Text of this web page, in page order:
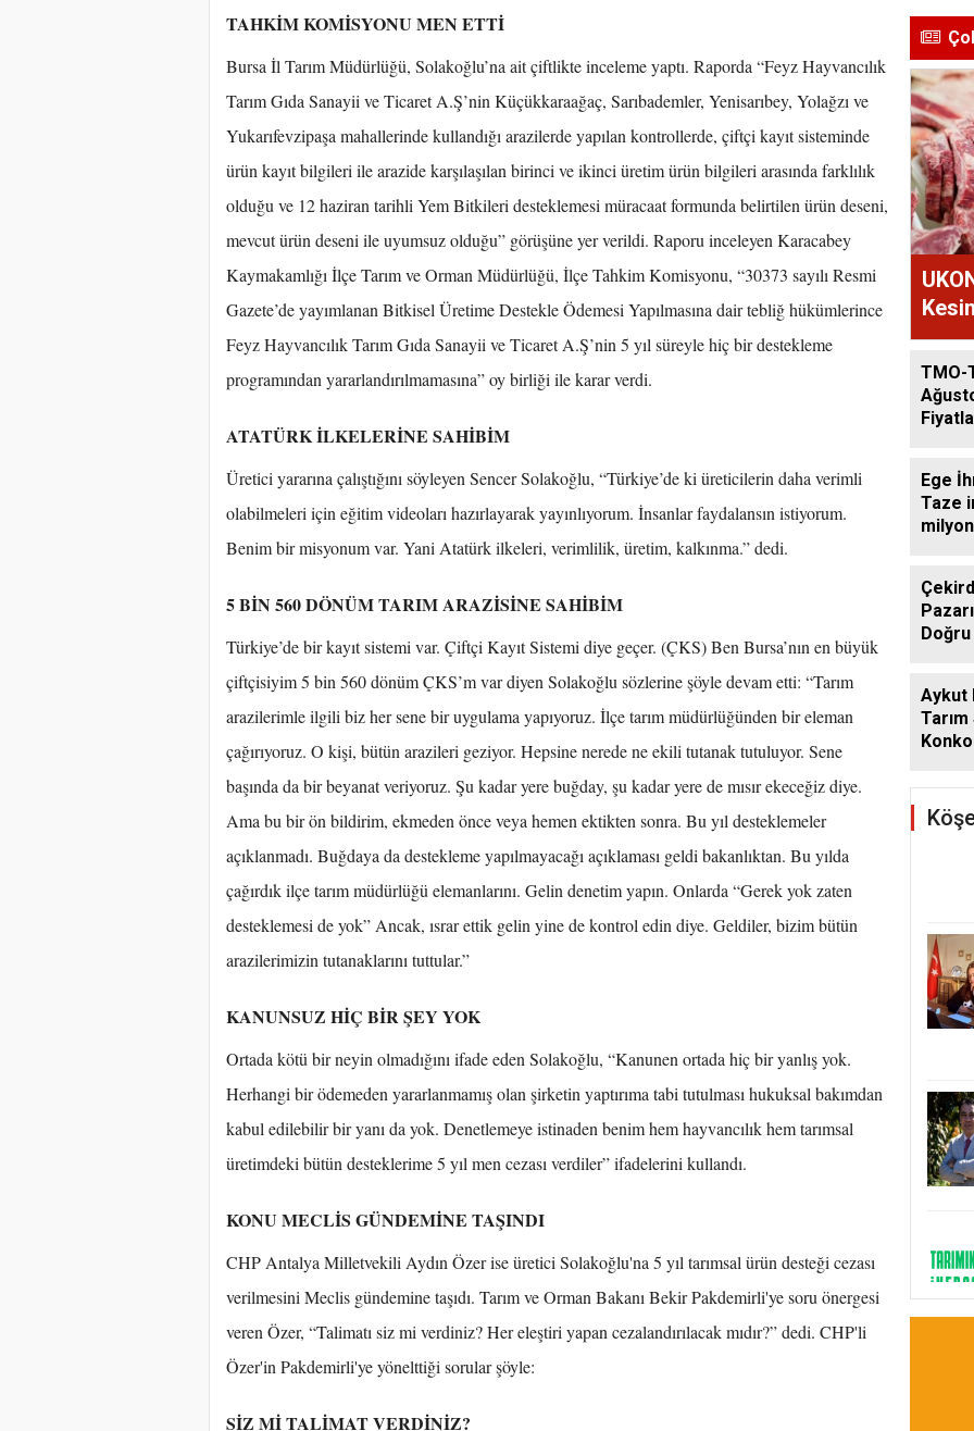
TAHKİM KOMİSYONU MEN ETTİ
Bursa İl Tarım Müdürlüğü, Solakoğlu’na ait çiftlikte inceleme yaptı. Raporda “Feyz Hayvancılık
Tarım Gıda Sanayii ve Ticaret A.Ş’nin Küçükkaraağaç, Sarıbademler, Yenisarıbey, Yolağzı ve
Yukarıfevzipaşa mahallerinde kullandığı arazilerde yapılan kontrollerde, çiftçi kayıt sisteminde
ürün kayıt bilgileri ile arazide karşılaşılan birinci ve ikinci üretim ürün bilgileri arasında farklılık
olduğu ve 12 haziran tarihli Yem Bitkileri desteklemesi müracaat formunda belirtilen ürün deseni,
mevcut ürün deseni ile uyumsuz olduğu” görüşüne yer verildi. Raporu inceleyen Karacabey
Kaymakamlığı İlçe Tarım ve Orman Müdürlüğü, İlçe Tahkim Komisyonu, “30373 sayılı Resmi
Gazete’de yayımlanan Bitkisel Üretime Destekle Ödemesi Yapılmasına dair tebliğ hükümlerince
Feyz Hayvancılık Tarım Gıda Sanayii ve Ticaret A.Ş’nin 5 yıl süreyle hiç bir destekleme
programından yararlandırılmamasına” oy birliği ile karar verdi.
ATATÜRK İLKELERİNE SAHİBİM
Üretici yararına çalıştığını söyleyen Sencer Solakoğlu, “Türkiye’de ki üreticilerin daha verimli
olabilmeleri için eğitim videoları hazırlayarak yayınlıyorum. İnsanlar faydalansın istiyorum.
Benim bir misyonum var. Yani Atatürk ilkeleri, verimlilik, üretim, kalkınma.” dedi.
5 BİN 560 DÖNÜM TARIM ARAZİSİNE SAHİBİM
Türkiye’de bir kayıt sistemi var. Çiftçi Kayıt Sistemi diye geçer. (ÇKS) Ben Bursa’nın en büyük
çiftçisiyim 5 bin 560 dönüm ÇKS’m var diyen Solakoğlu sözlerine şöyle devam etti: “Tarım
arazilerimle ilgili biz her sene bir uygulama yapıyoruz. İlçe tarım müdürlüğünden bir eleman
çağırıyoruz. O kişi, bütün arazileri geziyor. Hepsine nerede ne ekili tutanak tutuluyor. Sene
başında da bir beyanat veriyoruz. Şu kadar yere buğday, şu kadar yere de mısır ekeceğiz diye.
Ama bu bir ön bildirim, ekmeden önce veya hemen ektikten sonra. Bu yıl desteklemeler
açıklanmadı. Buğdaya da destekleme yapılmayacağı açıklaması geldi bakanlıktan. Bu yılda
çağırdık ilçe tarım müdürlüğü elemanlarını. Gelin denetim yapın. Onlarda “Gerek yok zaten
desteklemesi de yok” Ancak, ısrar ettik gelin yine de kontrol edin diye. Geldiler, bizim bütün
arazilerimizin tutanaklarını tuttular.”
KANUNSUZ HİÇ BİR ŞEY YOK
Ortada kötü bir neyin olmadığını ifade eden Solakoğlu, “Kanunen ortada hiç bir yanlış yok.
Herhangi bir ödemeden yararlanmamış olan şirketin yaptırıma tabi tutulması hukuksal bakımdan
kabul edilebilir bir yanı da yok. Denetlemeye istinaden benim hem hayvancılık hem tarımsal
üretimdeki bütün desteklerime 5 yıl men cezası verdiler” ifadelerini kullandı.
KONU MECLİS GÜNDEMİNE TAŞINDI
CHP Antalya Milletvekili Aydın Özer ise üretici Solakoğlu'na 5 yıl tarımsal ürün desteği cezası
verilmesini Meclis gündemine taşıdı. Tarım ve Orman Bakanı Bekir Pakdemirli'ye soru önergesi
veren Özer, “Talimatı siz mi verdiniz? Her eleştiri yapan cezalandırılacak mıdır?” dedi. CHP'li
Özer'in Pakdemirli'ye yönelttiği sorular şöyle:
SİZ Mİ TALİMAT VERDİNİZ?
TMO-
Ege
Taze
Aykut